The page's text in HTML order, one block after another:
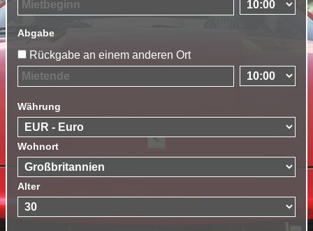
Abgabe
Rückgabe an einem anderen Ort
Währung
Wohnort
Alter